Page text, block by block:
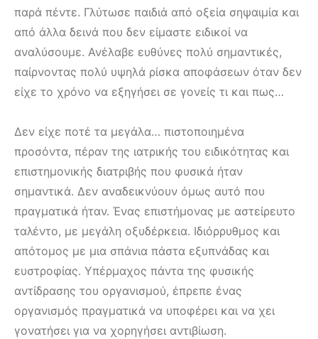
παρά πέντε. Γλύτωσε παιδιά από οξεία σηψαιμία και
από άλλα δεινά που δεν είμαστε ειδικοί να
αναλύσουμε. Ανέλαβε ευθύνες πολύ σημαντικές,
παίρνοντας πολύ υψηλά ρίσκα αποφάσεων όταν δεν
είχε το χρόνο να εξηγήσει σε γονείς τι και πως…
Δεν είχε ποτέ τα μεγάλα… πιστοποιημένα
προσόντα, πέραν της ιατρικής του ειδικότητας και
επιστημονικής διατριβής που φυσικά ήταν
σημαντικά. Δεν αναδεικνύουν όμως αυτό που
πραγματικά ήταν. Ένας επιστήμονας με αστείρευτο
ταλέντο, με μεγάλη οξυδέρκεια. Ιδιόρρυθμος και
απότομος με μια σπάνια πάστα εξυπνάδας και
ευστροφίας. Υπέρμαχος πάντα της φυσικής
αντίδρασης του οργανισμού, έπρεπε ένας
οργανισμός πραγματικά να υποφέρει και να χει
γονατήσει για να χορηγήσει αντιβίωση.